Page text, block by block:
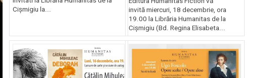
Cișmigiu la...
invită miercuri, 18 decembrie, ora
19.00 la Librăria Humanitas de la
Cișmigiu (Bd. Regina Elisabeta...